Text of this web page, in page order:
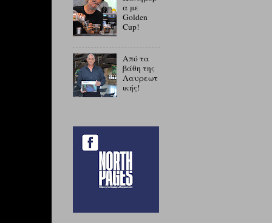
α με
Golden
Cup!
Από τα
βάθη της
Λαυρεωτ
ικής!